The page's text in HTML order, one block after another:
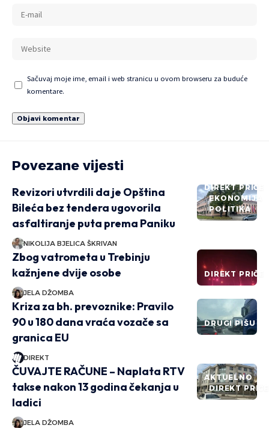
Sačuvaj moje ime, email i web stranicu u ovom browseru za buduće
komentare.
Povezane vijesti
DIREKT PRIČE
EKONOMIJA
POLITIKA
Revizori utvrdili da je Opština
Bileća bez tendera ugovorila
asfaltiranje puta prema Paniku
NIKOLIJA BJELICA ŠKRIVAN
DIREKT PRIČE
Zbog vatrometa u Trebinju
kažnjene dvije osobe
JELA DŽOMBA
DRUGI PIŠU
Kriza za bh. prevoznike: Pravilo
90 u 180 dana vraća vozače sa
granica EU
DIREKT
AKTUELNO
DIREKT PRIČE
ČUVAJTE RAČUNE – Naplata RTV
takse nakon 13 godina čekanja u
ladici
JELA DŽOMBA